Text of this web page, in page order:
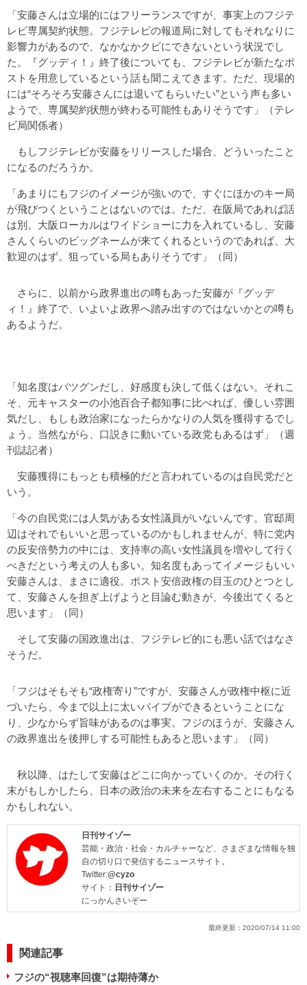
「安藤さんは立場的にはフリーランスですが、事実上のフジテ
レビ専属契約状態。フジテレビの報道局に対してもそれなりに
影響力があるので、なかなかクビにできないという状況でし
た。『グッディ！』終了後についても、フジテレビが新たなポ
ストを用意しているという話も聞こえてきます。ただ、現場的
には“そろそろ安藤さんには退いてもらいたい”という声も多い
ようで、専属契約状態が終わる可能性もありそうです」（テレ
ビ局関係者）
もしフジテレビが安藤をリリースした場合、どういったこと
になるのだろうか。
「あまりにもフジのイメージが強いので、すぐにほかのキー局
が飛びつくということはないのでは。ただ、在阪局であれば話
は別。大阪ローカルはワイドショーに力を入れているし、安藤
さんくらいのビッグネームが来てくれるというのであれば、大
歓迎のはず。狙っている局もありそうです」（同）
さらに、以前から政界進出の噂もあった安藤が『グッデ
ィ！』終了で、いよいよ政界へ踏み出すのではないかとの噂も
あるようだ。
「知名度はバツグンだし、好感度も決して低くはない。それこ
そ、元キャスターの小池百合子都知事に比べれば、優しい雰囲
気だし、もしも政治家になったらかなりの人気を獲得するでし
ょう。当然ながら、口説きに動いている政党もあるはず」（週
刊誌記者）
安藤獲得にもっとも積極的だと言われているのは自民党だと
いう。
「今の自民党には人気がある女性議員がいないんです。官邸周
辺はそれでもいいと思っているのかもしれませんが、特に党内
の反安倍勢力の中には、支持率の高い女性議員を増やして行く
べきだという考えの人も多い。知名度もあってイメージもいい
安藤さんは、まさに適役。ポスト安倍政権の目玉のひとつとし
て、安藤さんを担ぎ上げようと目論む動きが、今後出てくると
思います」（同）
そして安藤の国政進出は、フジテレビ的にも悪い話ではなさ
そうだ。
「フジはそもそも“政権寄り”ですが、安藤さんが政権中枢に近
づいたら、今まで以上に太いパイプができるということにな
り、少なからず旨味があるのは事実。フジのほうが、安藤さん
の政界進出を後押しする可能性もあると思います」（同）
秋以降、はたして安藤はどこに向かっていくのか。その行く
末がもしかしたら、日本の政治の未来を左右することにもなる
かもしれない。
日刊サイゾー
芸能・政治・社会・カルチャーなど、さまざまな情報を独
自の切り口で発信するニュースサイト。
Twitter:@cyzo
サイト： 日刊サイゾー
にっかんさいぞー
最終更新： 2020/07/14 11:00
関連記事
フジの“視聴率回復”は期待薄か